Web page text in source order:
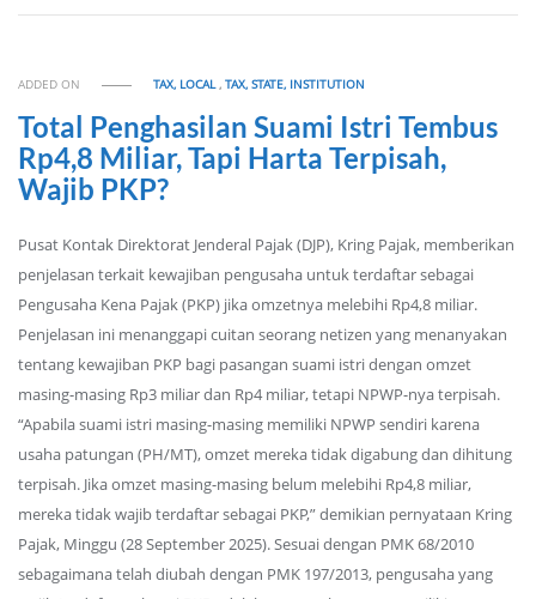
ADDED ON TAX, LOCAL,TAX, STATE, INSTITUTION
Total Penghasilan Suami Istri Tembus
Rp4,8 Miliar, Tapi Harta Terpisah,
Wajib PKP?
Pusat Kontak Direktorat Jenderal Pajak (DJP), Kring Pajak, memberikan
penjelasan terkait kewajiban pengusaha untuk terdaftar sebagai
Pengusaha Kena Pajak (PKP) jika omzetnya melebihi Rp4,8 miliar.
Penjelasan ini menanggapi cuitan seorang netizen yang menanyakan
tentang kewajiban PKP bagi pasangan suami istri dengan omzet
masing-masing Rp3 miliar dan Rp4 miliar, tetapi NPWP-nya terpisah.
“Apabila suami istri masing-masing memiliki NPWP sendiri karena
usaha patungan (PH/MT), omzet mereka tidak digabung dan dihitung
terpisah. Jika omzet masing-masing belum melebihi Rp4,8 miliar,
mereka tidak wajib terdaftar sebagai PKP,” demikian pernyataan Kring
Pajak, Minggu (28 September 2025). Sesuai dengan PMK 68/2010
sebagaimana telah diubah dengan PMK 197/2013, pengusaha yang